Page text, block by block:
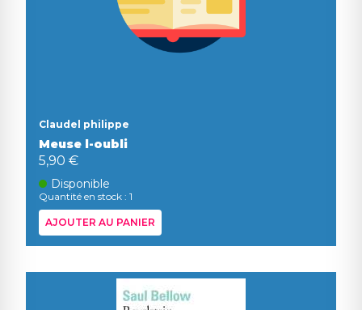
Claudel philippe
Meuse l-oubli
5,90 €
Disponible
Quantité en stock : 1
AJOUTER AU PANIER